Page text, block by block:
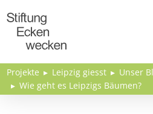
Projekte Leipzig giesst
Unser
Wie geht es Leipzigs Bäumen?